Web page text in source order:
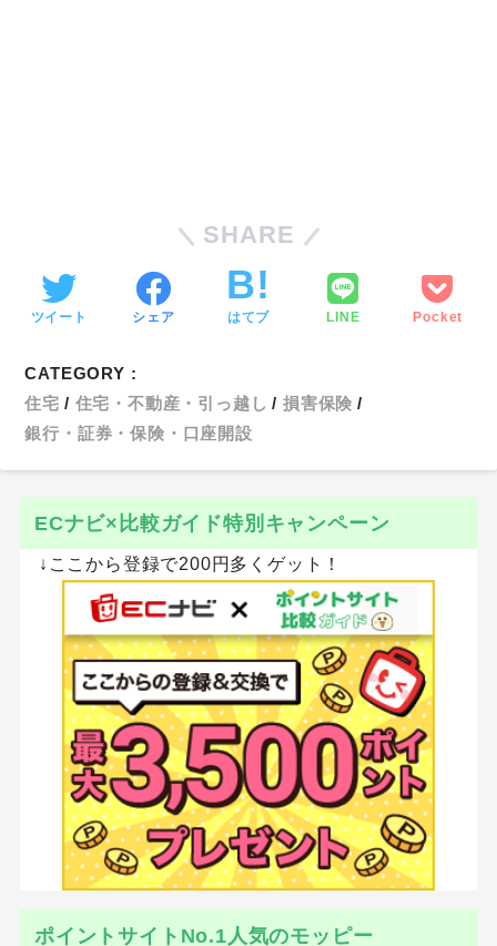
SHARE
ツイート シェア はてブ LINE Pocket
CATEGORY :
住宅
住宅・不動産・引っ越し
損害保険
銀行・証券・保険・口座開設
ECナビ×比較ガイド特別キャンペーン
↓ここから登録で200円多くゲット！
ポイントサイトNo.1人気のモッピー